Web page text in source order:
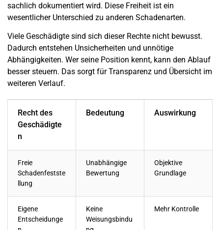
sachlich dokumentiert wird. Diese Freiheit ist ein
wesentlicher Unterschied zu anderen Schadenarten.
Viele Geschädigte sind sich dieser Rechte nicht bewusst.
Dadurch entstehen Unsicherheiten und unnötige
Abhängigkeiten. Wer seine Position kennt, kann den Ablauf
besser steuern. Das sorgt für Transparenz und Übersicht im
weiteren Verlauf.
Recht des
Geschädigte
n
Bedeutung Auswirkung
Freie
Schadenfestste
llung
Unabhängige
Bewertung
Objektive
Grundlage
Eigene
Entscheidunge
Keine
Weisungsbindu
Mehr Kontrolle